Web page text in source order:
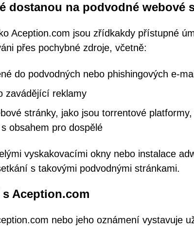
dostanou na podvodné webové
Aception.com jsou zřídkakdy přístupné
přes pochybné zdroje, včetně:
do podvodných nebo phishingových e-
zavádějící reklamy
stránky, jako jsou torrentové
obsahem pro dospělé
vyskakovacími okny nebo instalace
s takovými podvodnými stránkami.
Aception.com
nebo jeho oznámení vystavuje